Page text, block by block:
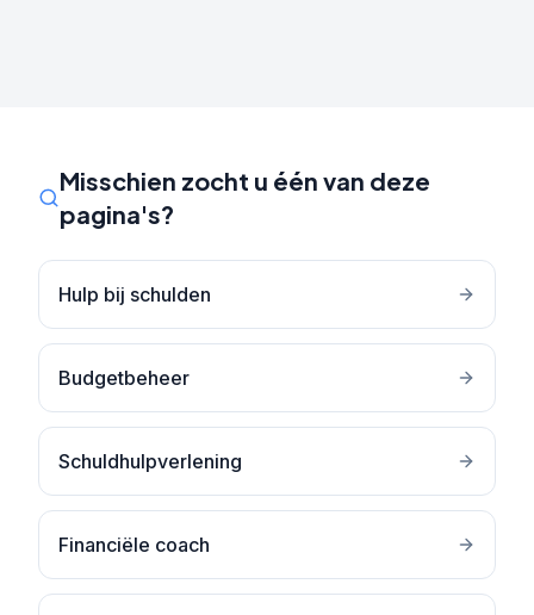
Misschien zocht u één van deze
pagina's?
Hulp bij schulden
Budgetbeheer
Schuldhulpverlening
Financiële coach